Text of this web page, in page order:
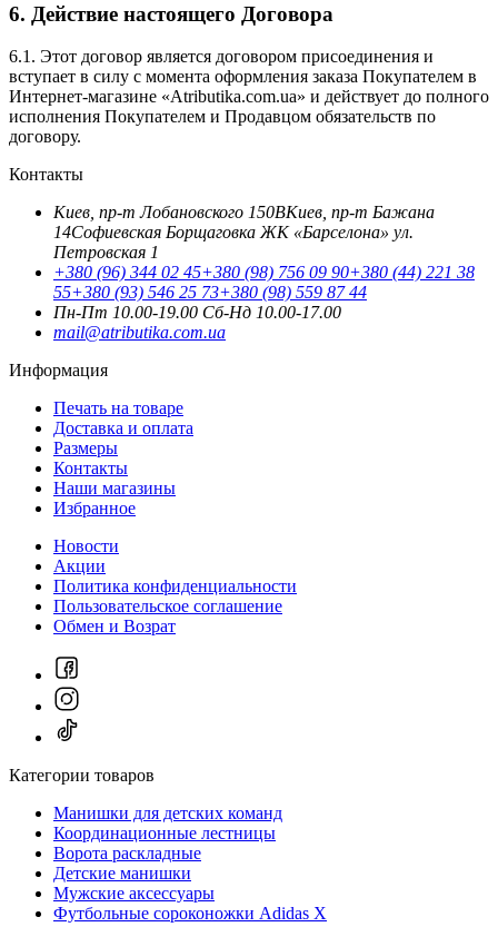
6. Действие настоящего Договора
6.1. Этот договор является договором присоединения и
вступает в силу с момента оформления заказа Покупателем в
Интернет-магазине «Atributika.com.ua» и действует до полного
исполнения Покупателем и Продавцом обязательств по
договору.
Контакты
Киев, пр-т Лобановского 150ВКиев, пр-т Бажана
14Софиевская Борщаговка ЖК «Барселона» ул.
Петровская 1
+380 (96) 344 02 45+380 (98) 756 09 90+380 (44) 221 38
55+380 (93) 546 25 73+380 (98) 559 87 44
Пн-Пт 10.00-19.00 Cб-Нд 10.00-17.00
mail@atributika.com.ua
Информация
Печать на товаре
Доставка и оплата
Размеры
Контакты
Наши магазины
Избранное
Новости
Акции
Политика конфиденциальности
Пользовательское соглашение
Обмен и Возрат
Категории товаров
Манишки для детских команд
Координационные лестницы
Ворота раскладные
Детские манишки
Мужские аксессуары
Футбольные сороконожки Adidas Х